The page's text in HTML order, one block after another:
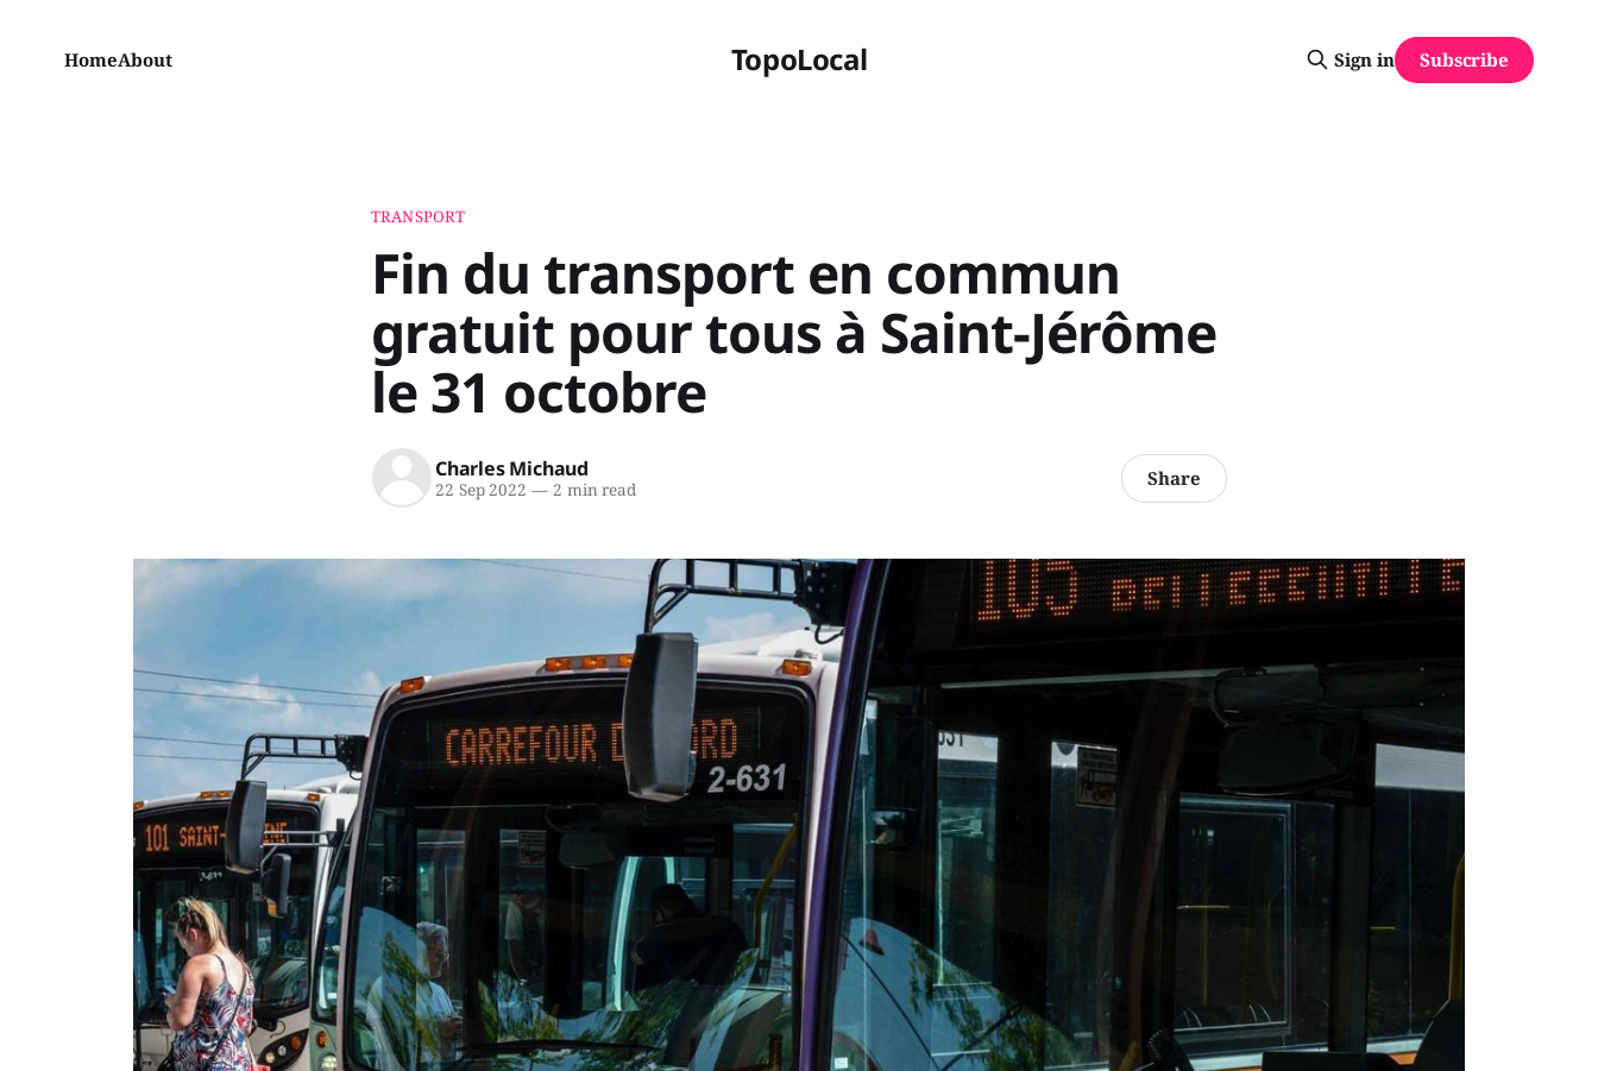
TopoLocal
HomeAbout Sign in Subscribe
TRANSPORT
Fin du transport en commun
gratuit pour tous à Saint-Jérôme
le 31 octobre
Charles Michaud
22 Sep 2022 —2 min read Share